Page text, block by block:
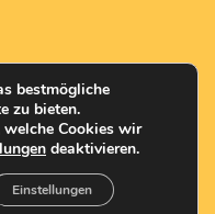
© 2026
bestmögliche
zu bieten.
Cookies wir
deaktivieren.
Einstellungen